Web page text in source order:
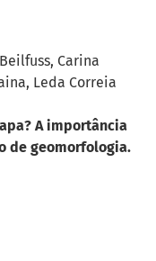
Carina
Leda Correia
A importância
de geomorfologia.